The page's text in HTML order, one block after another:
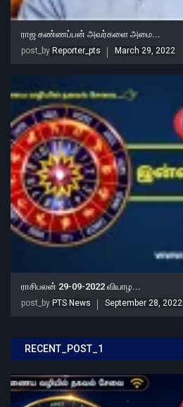
ராஜ கண்ணப்பன் அவர்களை அமை...
post_by Reporter_pts March 29, 2022
ராசிபலன் 29-09-2022 வியாழ...
post_by PTS News September 28, 2022
RECENT_POST_1